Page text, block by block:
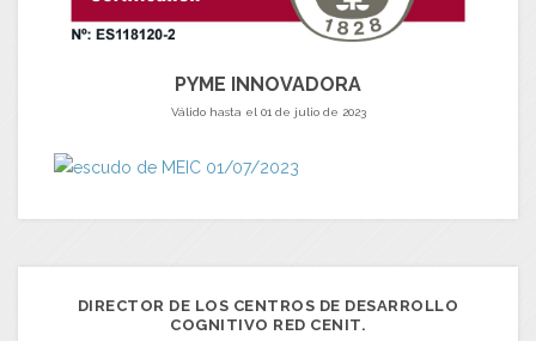
PYME INNOVADORA
Válido hasta el 01 de julio de 2023
DIRECTOR DE LOS CENTROS DE DESARROLLO
COGNITIVO RED CENIT.